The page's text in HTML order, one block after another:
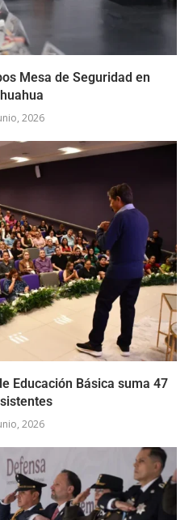
Mesa de Seguridad en
2026
Educación Básica suma 47
2026